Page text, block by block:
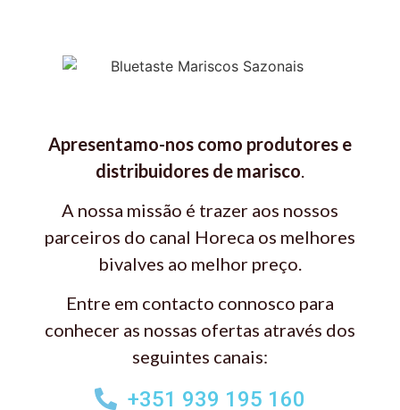
Apresentamo-nos como produtores e
distribuidores de marisco
A nossa missão é trazer aos nossos
parceiros do canal Horeca os melhores
bivalves ao melhor preço.
Entre em contacto connosco para
conhecer as nossas ofertas através dos
seguintes canais:
+351 939 195 160